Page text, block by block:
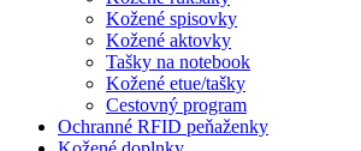
Kožené spisovky
Kožené aktovky
Tašky na notebook
Kožené etue/tašky
Cestovný program
Ochranné RFID peňaženky